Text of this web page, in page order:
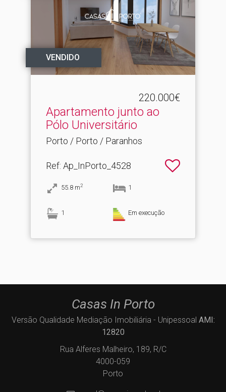
VENDIDO
220.000€
Apartamento junto ao
Pólo Universitário
Porto / Porto / Paranhos
Ref: Ap_InPorto_4528
55.8 m2 1
1 Em execução
Casas In Porto
Versão Qualidade Mediação Imobiliária - Unipessoal AMI:
12820
Rua Alferes Malheiro, 189, R/C
4000-059
Porto